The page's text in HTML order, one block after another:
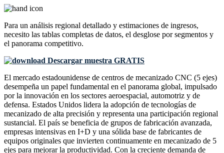
Para un análisis regional detallado y estimaciones de ingresos,
necesito las tablas completas de datos, el desglose por segmentos y
el panorama competitivo.
Descargar muestra GRATIS
El mercado estadounidense de centros de mecanizado CNC (5 ejes)
desempeña un papel fundamental en el panorama global, impulsado
por la innovación en los sectores aeroespacial, automotriz y de
defensa. Estados Unidos lidera la adopción de tecnologías de
mecanizado de alta precisión y representa una participación regional
sustancial. El país se beneficia de grupos de fabricación avanzada,
empresas intensivas en I+D y una sólida base de fabricantes de
equipos originales que invierten continuamente en mecanizado de 5
ejes para mejorar la productividad. Con la creciente demanda de